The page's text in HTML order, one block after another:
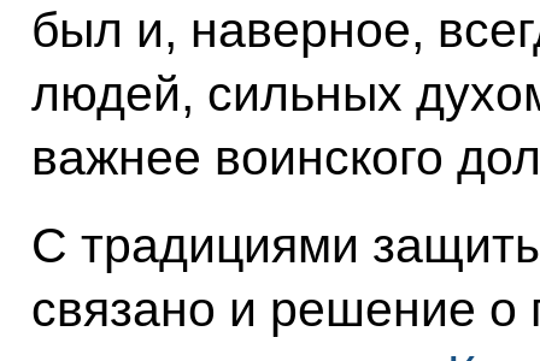
был и, наверное,
людей, сильных
важнее воинского
С традициями
связано и решение о